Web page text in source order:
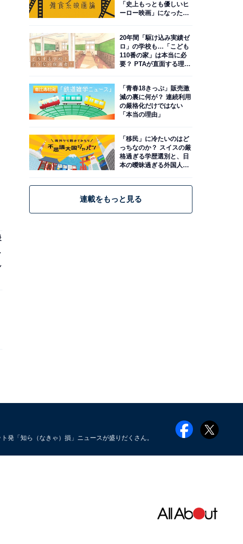
「史上もっとも優しいヒ
ーロー映画」になった理
20年間「駆け込み実績ゼ
ロ」の学校も…「こども
110番の家」は本当に必
要？ PTAが直面する理想
「青春18きっぷ」販売激
減の裏に何が？ 連続利用
の厳格化だけではない
「本当の理由」
「移民」に冷たいのはど
っちなのか？ スイスの厳
格過ぎる学歴選別と、日
本の曖昧過ぎる外国人政
連載をもっと見る
発「知ら（なきゃ）損」ニュースが盛りだくさん。